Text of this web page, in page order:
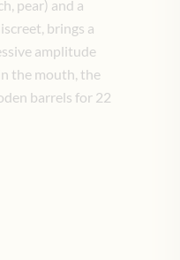
pear) and a
brings a
amplitude
the mouth, the
barrels for 22
without saving